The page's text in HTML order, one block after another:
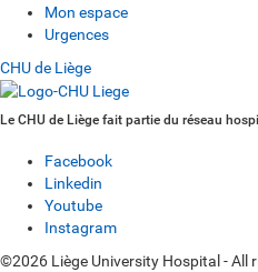
Mon espace
Urgences
CHU de Liège
Le CHU de Liège fait partie du réseau
Facebook
Linkedin
Youtube
Instagram
©2026 Liège University Hospital - All